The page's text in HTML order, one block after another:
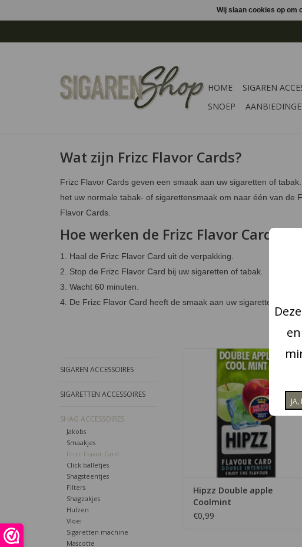
HOME SIGAREN
SNOEP
Wat zijn Frizc Flavor Cards?
Frizc Flavor Cards geven een smaak aan uw sigaretten of
het uw normale tabak- of sigarettensmaak om naar één van de
Flavor Cards.
Hoe werken de Frizc Flavor Cards?
1. Haal de Frizc Flavor Card uit de verpakking.
2. Stop de Frizc Flavor Card bij uw sigaretten of tabak.
3. Wacht 60 minuten.
4. De Frizc Flavor Card heeft de smaak aan uw sigaretten of
SIGAREN ACCESSOIRES
SIGARETTEN ACCESSOIRES
SHAG ACCESSOIRES
Jakobs
Smaakjes
Frizc Flavor Card
Click balletjes
Shagsteentjes
Filters
Shagzakjes
Hulzen
Vloei
Sigaretten machine
Mascotte
Smaakkaartjes met de smaak
Double apple Coolmint
TOEVOEGEN AAN WINKELWAGEN
Hipzz Double apple
Coolmint
€0,99
Wij slaan cookies op om